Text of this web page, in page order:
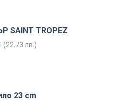
SAINT TROPEZ
(22.73 лв.)
23 cm